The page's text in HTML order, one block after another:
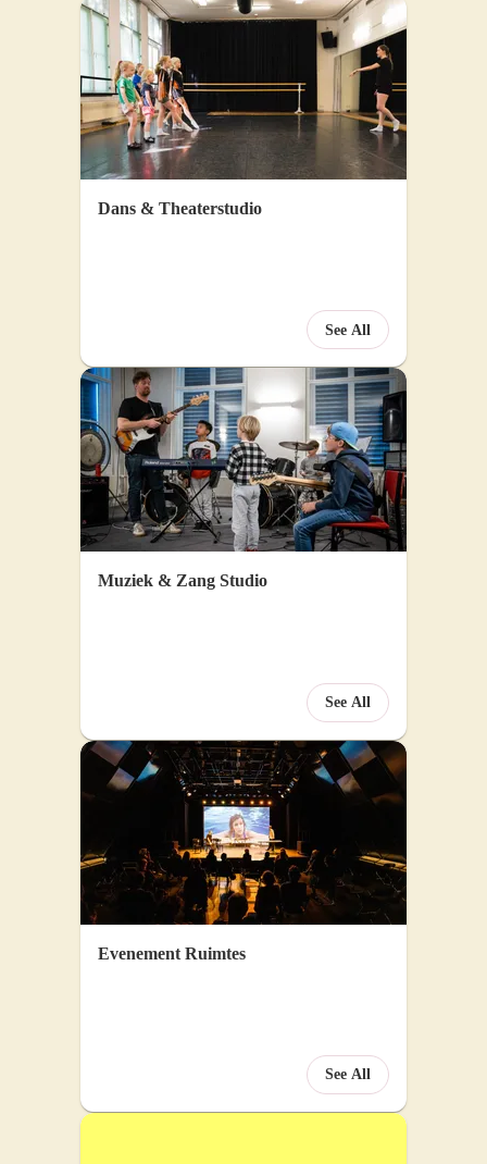
rce p
ortal
Dans & Theaterstudio
See All
Muziek & Zang Studio
See All
Evenement Ruimtes
See All